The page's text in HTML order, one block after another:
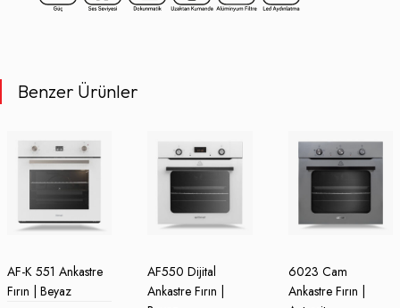
Benzer Ürünler
AF-K 551 Ankastre
Fırın | Beyaz
AF550 Dijital
Ankastre Fırın |
6023 Cam
Ankastre Fırın |